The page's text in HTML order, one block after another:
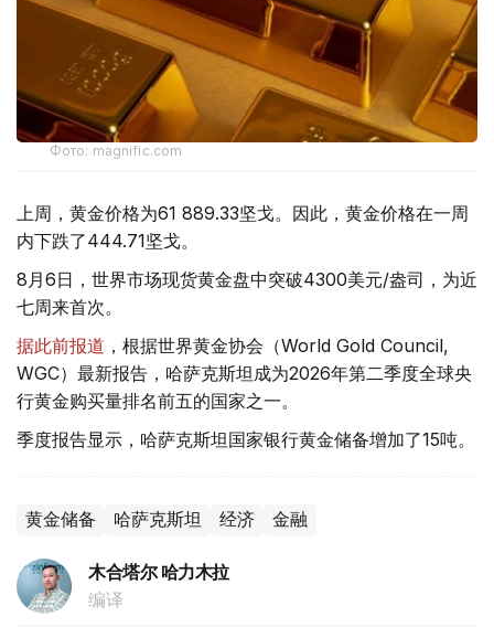
Фото: magnific.com
上周，黄金价格为61 889.33坚戈。因此，黄金价格在一周
内下跌了444.71坚戈。
8月6日，世界市场现货黄金盘中突破4300美元/盎司，为近
七周来首次。
据此前报道 ，根据世界黄金协会（World Gold Council,
WGC）最新报告，哈萨克斯坦成为2026年第二季度全球央
行黄金购买量排名前五的国家之一。
季度报告显示，哈萨克斯坦国家银行黄金储备增加了15吨。
黄金储备 哈萨克斯坦 经济 金融
木合塔尔 哈力木拉
编译